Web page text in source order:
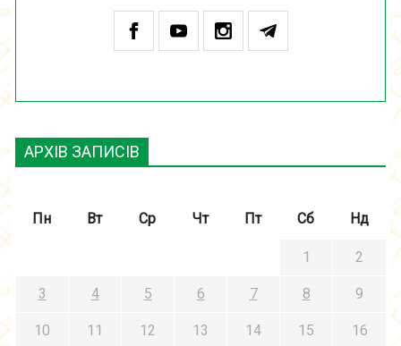
АРХІВ ЗАПИСІВ
Пн Вт Ср Чт Пт Сб Нд
1 2
3 4 5 6 7 8 9
10 11 12 13 14 15 16